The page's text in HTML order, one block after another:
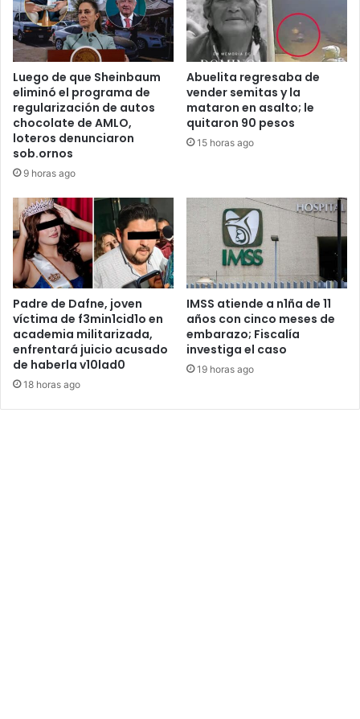
Luego de que Sheinbaum
eliminó el programa de
regularización de autos
chocolate de AMLO,
loteros denunciaron
sob.ornos
9 horas ago
Abuelita regresaba de
vender semitas y la
mataron en asalto; le
quitaron 90 pesos
15 horas ago
Padre de Dafne, joven
víctima de f3min1cid1o en
academia militarizada,
enfrentará juicio acusado
de haberla v10lad0
18 horas ago
IMSS atiende a n1ña de 11
años con cinco meses de
embarazo; Fiscalía
investiga el caso
19 horas ago